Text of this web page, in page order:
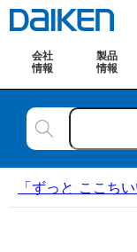
会社
情報
製品
情報
「ずっと ここち